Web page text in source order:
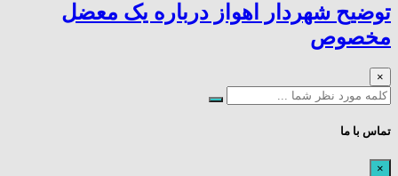
توضیح شهردار اهواز درباره یک معضل
مخصوص
×
تماس با ما
×